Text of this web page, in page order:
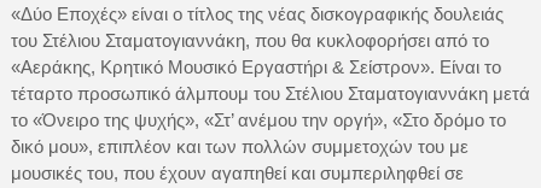
«Δύο Εποχές» είναι ο τίτλος της νέας δισκογραφικής δουλειάς
του Στέλιου Σταματογιαννάκη, που θα κυκλοφορήσει από το
«Αεράκης, Κρητικό Μουσικό Εργαστήρι & Σείστρον». Είναι το
τέταρτο προσωπικό άλμπουμ του Στέλιου Σταματογιαννάκη μετά
το «Όνειρο της ψυχής», «Στ’ ανέμου την οργή», «Στο δρόμο το
δικό μου», επιπλέoν και των πολλών συμμετοχών του με
μουσικές του, που έχουν αγαπηθεί και συμπεριληφθεί σε